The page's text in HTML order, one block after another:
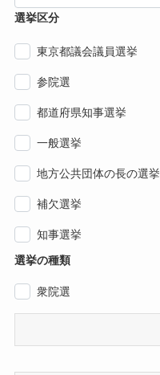
選挙区分
東京都議会議員選挙
参院選
都道府県知事選挙
一般選挙
地方公共団体の長の選挙
補欠選挙
知事選挙
選挙の種類
衆院選